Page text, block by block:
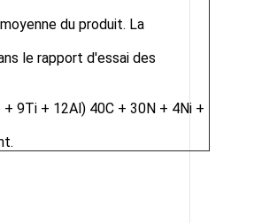
du produit. La
le rapport d'essai des
9Ti + 12Al) 40C + 30N + 4Ni +